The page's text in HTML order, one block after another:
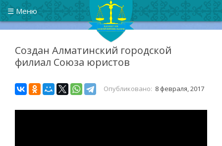
☰ Меню
Казахстанский союз юристов
Республиканское общественное объединение
Создан Алматинский городской
филиал Союза юристов
Опубликовано: 8 февраля, 2017